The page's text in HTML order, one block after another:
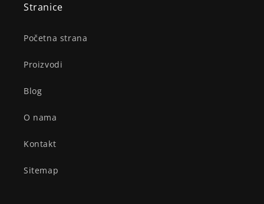
Stranice
Početna strana
Proizvodi
Blog
O nama
Kontakt
Sitemap